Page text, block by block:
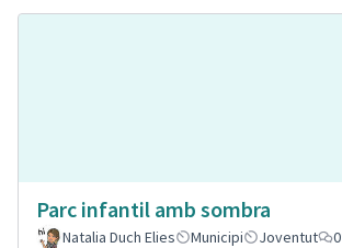
Parc infantil amb sombra
Natalia Duch Elies
Municipi Joventut 0